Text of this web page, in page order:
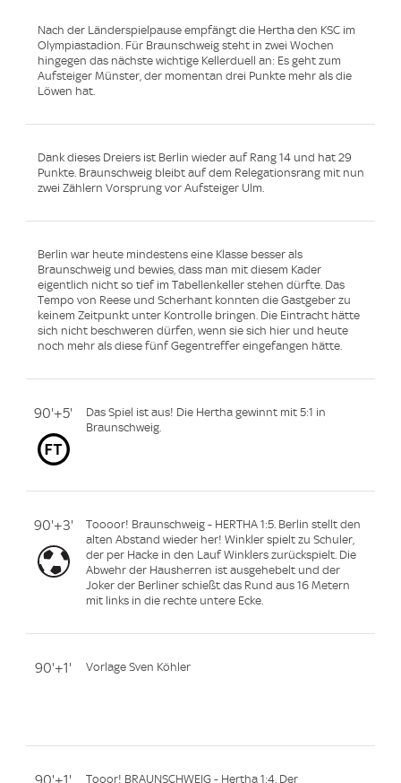
Nach der Länderspielpause empfängt die Hertha den KSC im
Olympiastadion. Für Braunschweig steht in zwei Wochen
hingegen das nächste wichtige Kellerduell an: Es geht zum
Aufsteiger Münster, der momentan drei Punkte mehr als die
Löwen hat.
Dank dieses Dreiers ist Berlin wieder auf Rang 14 und hat 29
Punkte. Braunschweig bleibt auf dem Relegationsrang mit nun
zwei Zählern Vorsprung vor Aufsteiger Ulm.
Berlin war heute mindestens eine Klasse besser als
Braunschweig und bewies, dass man mit diesem Kader
eigentlich nicht so tief im Tabellenkeller stehen dürfte. Das
Tempo von Reese und Scherhant konnten die Gastgeber zu
keinem Zeitpunkt unter Kontrolle bringen. Die Eintracht hätte
sich nicht beschweren dürfen, wenn sie sich hier und heute
noch mehr als diese fünf Gegentreffer eingefangen hätte.
90'+5'
Das Spiel ist aus! Die Hertha gewinnt mit 5:1 in
Braunschweig.
90'+3'
Toooor! Braunschweig - HERTHA 1:5. Berlin stellt den
alten Abstand wieder her! Winkler spielt zu Schuler,
der per Hacke in den Lauf Winklers zurückspielt. Die
Abwehr der Hausherren ist ausgehebelt und der
Joker der Berliner schießt das Rund aus 16 Metern
mit links in die rechte untere Ecke.
90'+1' Vorlage Sven Köhler
Tooor! BRAUNSCHWEIG - Hertha 1:4. Der